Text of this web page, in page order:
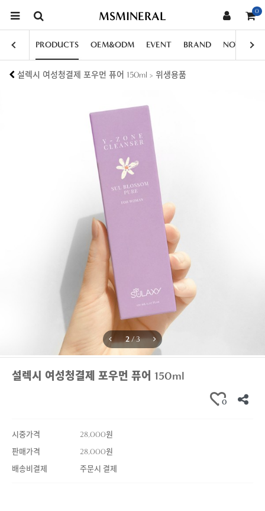
MSMINERAL 0
PRODUCTS OEM&ODM EVENT BRAND NOTICE
설렉시 여성청결제 포우먼 퓨어 150ml > 위생용품
3/3
설렉시 여성청결제 포우먼 퓨어 150ml
0
시중가격
28,000원
판매가격
28,000원
배송비결제
주문시 결제